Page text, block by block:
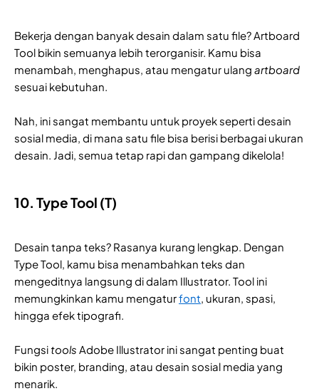
Bekerja dengan banyak desain dalam satu file? Artboard
Tool bikin semuanya lebih terorganisir. Kamu bisa
menambah, menghapus, atau mengatur ulang artboard
sesuai kebutuhan.
Nah, ini sangat membantu untuk proyek seperti desain
sosial media, di mana satu file bisa berisi berbagai ukuran
desain. Jadi, semua tetap rapi dan gampang dikelola!
10. Type Tool (T)
Desain tanpa teks? Rasanya kurang lengkap. Dengan
Type Tool, kamu bisa menambahkan teks dan
mengeditnya langsung di dalam Illustrator. Tool ini
memungkinkan kamu mengaturfont, ukuran, spasi,
hingga efek tipografi.
Fungsi tools Adobe Illustrator ini sangat penting buat
bikin poster, branding, atau desain sosial media yang
menarik.